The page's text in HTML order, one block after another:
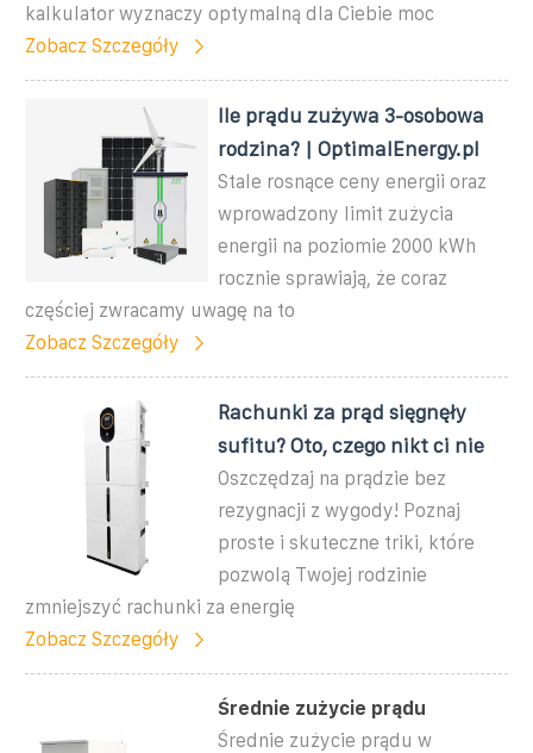
kalkulator wyznaczy optymalną dla Ciebie moc
Zobacz Szczegóły
Ile prądu zużywa 3-osobowa
rodzina? | OptimalEnergy.pl
Stale rosnące ceny energii oraz
wprowadzony limit zużycia
energii na poziomie 2000 kWh
rocznie sprawiają, że coraz
częściej zwracamy uwagę na to
Zobacz Szczegóły
Rachunki za prąd sięgnęły
sufitu? Oto, czego nikt ci nie
Oszczędzaj na prądzie bez
rezygnacji z wygody! Poznaj
proste i skuteczne triki, które
pozwolą Twojej rodzinie
zmniejszyć rachunki za energię
Zobacz Szczegóły
Średnie zużycie prądu
Średnie zużycie prądu w